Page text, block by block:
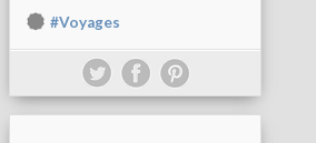
#Voyages